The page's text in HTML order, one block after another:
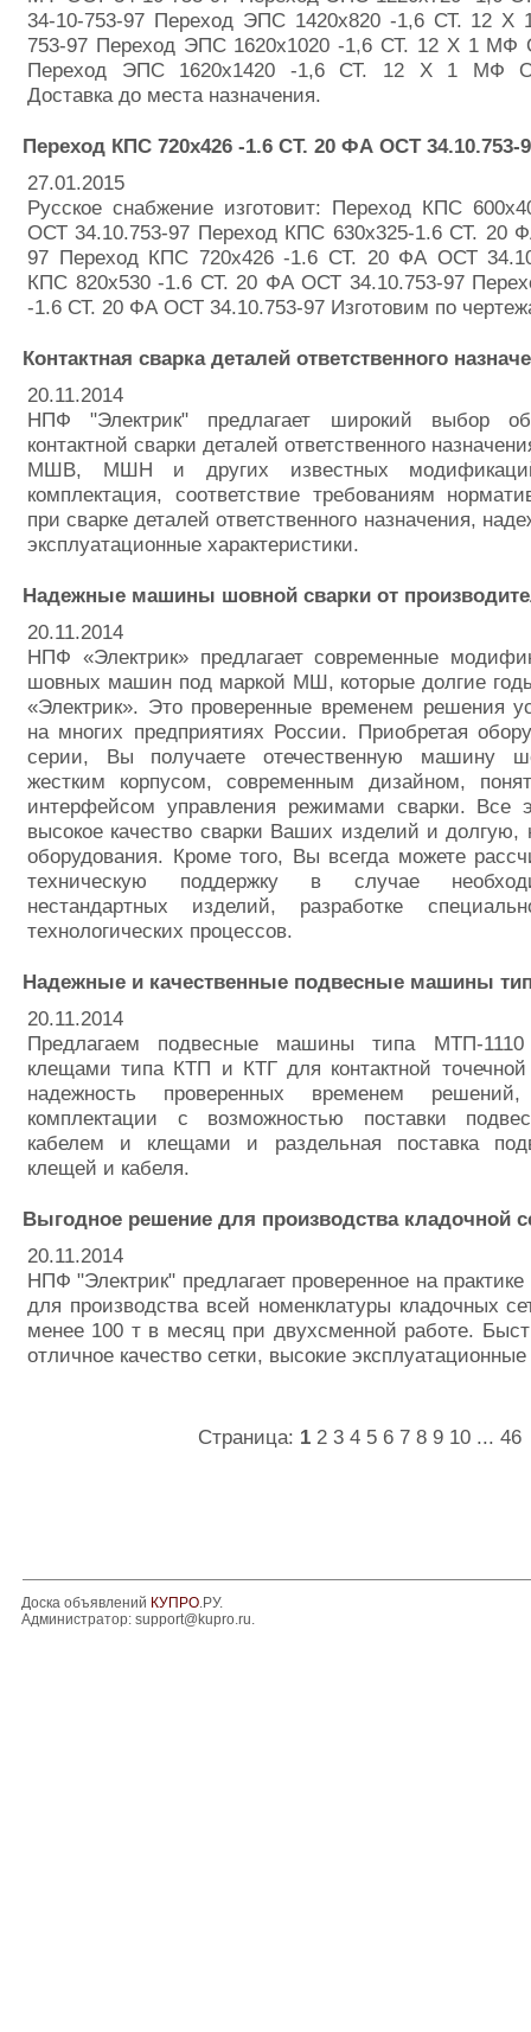
34-10-753-97 Переход ЭПС 1420х820 -1,6 СТ. 12
753-97 Переход ЭПС 1620х1020 -1,6 СТ. 12 Х 1 МФ
Переход ЭПС 1620х1420 -1,6 СТ. 12 Х 1 МФ
Доставка до места назначения.
Переход КПС 720х426 -1.6 СТ. 20 ФА ОСТ 34.10.753-
27.01.2015
Русское снабжение изготовит: Переход КПС
ОСТ 34.10.753-97 Переход КПС 630х325-1.6 СТ. 20
97 Переход КПС 720х426 -1.6 СТ. 20 ФА ОСТ
КПС 820х530 -1.6 СТ. 20 ФА ОСТ 34.10.753-97
-1.6 СТ. 20 ФА ОСТ 34.10.753-97 Изготовим по
Контактная сварка деталей ответственного
20.11.2014
НПФ "Электрик" предлагает широкий выбор
контактной сварки деталей ответственного
МШВ, МШН и других известных
комплектация, соответствие требованиям
при сварке деталей ответственного назначения,
эксплуатационные характеристики.
Надежные машины шовной сварки от
20.11.2014
НПФ «Электрик» предлагает современные
шовных машин под маркой МШ, которые долгие
«Электрик». Это проверенные временем решения
на многих предприятиях России. Приобретая
серии, Вы получаете отечественную машину
жестким корпусом, современным дизайном,
интерфейсом управления режимами сварки. Все
высокое качество сварки Ваших изделий и долгую,
оборудования. Кроме того, Вы всегда можете
техническую поддержку в случае
нестандартных изделий, разработке
технологических процессов.
Надежные и качественные подвесные машины
20.11.2014
Предлагаем подвесные машины типа МТП-
клещами типа КТП и КТГ для контактной
надежность проверенных временем
комплектации с возможностью поставки
кабелем и клещами и раздельная поставка
клещей и кабеля.
Выгодное решение для производства кладочной
20.11.2014
НПФ "Электрик" предлагает проверенное на
для производства всей номенклатуры кладочных
менее 100 т в месяц при двухсменной работе.
отличное качество сетки, высокие
Страница: 1 2 3 4 5 6 7 8 9 10 ... 46
Доска объявлений КУПРО.РУ.
Администратор: support@kupro.ru.